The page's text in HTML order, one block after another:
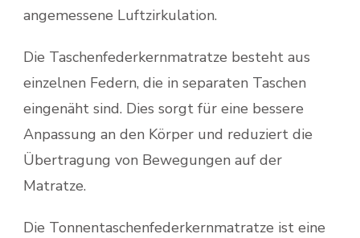
angemessene Luftzirkulation.
Die Taschenfederkernmatratze besteht aus
einzelnen Federn, die in separaten Taschen
eingenäht sind. Dies sorgt für eine bessere
Anpassung an den Körper und reduziert die
Übertragung von Bewegungen auf der
Matratze.
Die Tonnentaschenfederkernmatratze ist eine